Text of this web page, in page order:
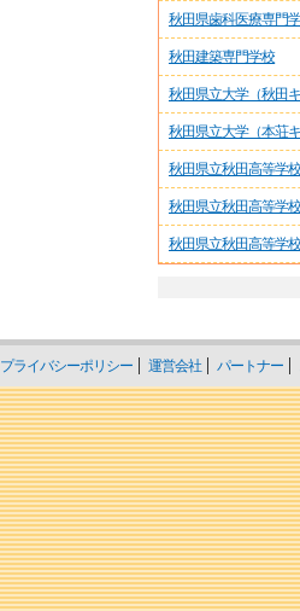
秋田県歯科医療専門
秋田建築専門学校
秋田県立大学（秋田
秋田県立大学（本荘
秋田県立秋田高等学校
秋田県立秋田高等学
秋田県立秋田高等学
プライバシーポリシー 運営会社 パートナー